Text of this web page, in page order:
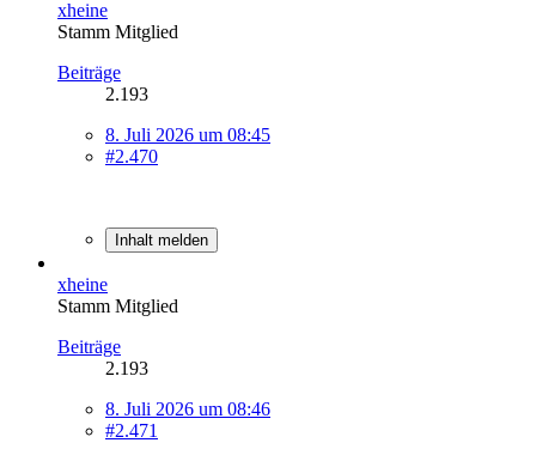
xheine
Stamm Mitglied
Beiträge
2.193
8. Juli 2026 um 08:45
#2.470
Inhalt melden
xheine
Stamm Mitglied
Beiträge
2.193
8. Juli 2026 um 08:46
#2.471